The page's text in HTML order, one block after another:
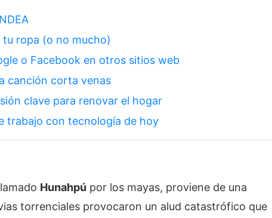
ropa (o no mucho)
o Facebook en otros sitios web
canción corta venas
clave para renovar el hogar
trabajo con tecnología de hoy
Hunahpú por los mayas, proviene de una
torrenciales provocaron un alud catastrófico que